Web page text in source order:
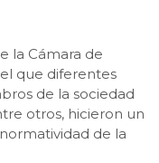
la Cámara de
que diferentes
de la sociedad
otros, hicieron un
de la